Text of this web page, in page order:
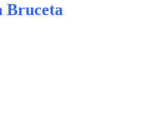
Bruceta